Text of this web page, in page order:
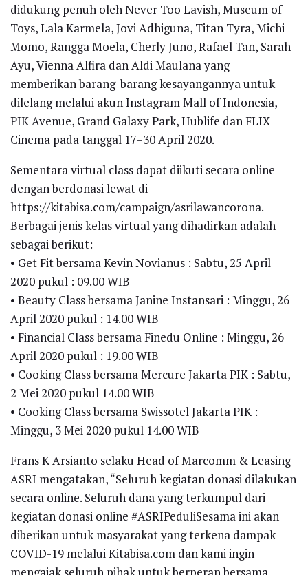
didukung penuh oleh Never Too Lavish, Museum of
Toys, Lala Karmela, Jovi Adhiguna, Titan Tyra, Michi
Momo, Rangga Moela, Cherly Juno, Rafael Tan, Sarah
Ayu, Vienna Alfira dan Aldi Maulana yang
memberikan barang-barang kesayangannya untuk
dilelang melalui akun Instagram Mall of Indonesia,
PIK Avenue, Grand Galaxy Park, Hublife dan FLIX
Cinema pada tanggal 17–30 April 2020.
Sementara virtual class dapat diikuti secara online
dengan berdonasi lewat di
https://kitabisa.com/campaign/asrilawancorona.
Berbagai jenis kelas virtual yang dihadirkan adalah
sebagai berikut:
• Get Fit bersama Kevin Novianus : Sabtu, 25 April
2020 pukul : 09.00 WIB
• Beauty Class bersama Janine Instansari : Minggu, 26
April 2020 pukul : 14.00 WIB
• Financial Class bersama Finedu Online : Minggu, 26
April 2020 pukul : 19.00 WIB
• Cooking Class bersama Mercure Jakarta PIK : Sabtu,
2 Mei 2020 pukul 14.00 WIB
• Cooking Class bersama Swissotel Jakarta PIK :
Minggu, 3 Mei 2020 pukul 14.00 WIB
Frans K Arsianto selaku Head of Marcomm & Leasing
ASRI mengatakan, “Seluruh kegiatan donasi dilakukan
secara online. Seluruh dana yang terkumpul dari
kegiatan donasi online #ASRIPeduliSesama ini akan
diberikan untuk masyarakat yang terkena dampak
COVID-19 melalui Kitabisa.com dan kami ingin